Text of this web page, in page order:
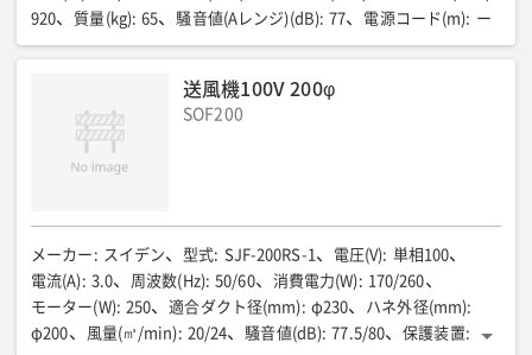
920 質量(kg): 65 騒音値(Aレンジ)(dB): 77 電源コード(m): ー
送風機100V 200φ
SOF200
メーカー : スイデン 型式: SJF-200RS-1 電圧(V): 単相100
電流(A): 3.0 周波数(Hz): 50/60 消費電力(W): 170/260
モーター(W): 250 適合ダクト径(mm): φ230 ハネ外径(mm):
φ200
風量(㎥/min): 20/24 騒音値(dB): 77.5/80 保護装置: